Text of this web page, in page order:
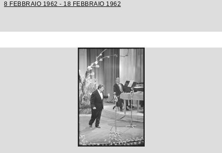
8 FEBBRAIO 1962 - 18 FEBBRAIO 1962